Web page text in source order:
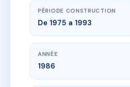
PÉRIODE CONSTRUCTION
De 1975 a 1993
ANNÉE
1986